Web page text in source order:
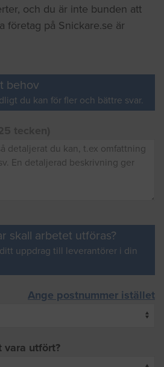
och du är inte bunden att
företag på Snickare.se är
behov
du kan för fler och bättre svar.
skall arbetet utföras?
uppdrag till leverantörer i din
Ange postnummer istället
vara utfört?